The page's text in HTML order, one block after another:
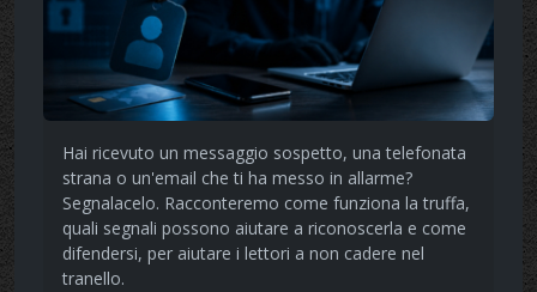
Hai ricevuto un messaggio sospetto, una telefonata
strana o un'email che ti ha messo in allarme?
Segnalacelo. Racconteremo come funziona la truffa,
quali segnali possono aiutare a riconoscerla e come
difendersi, per aiutare i lettori a non cadere nel
tranello.